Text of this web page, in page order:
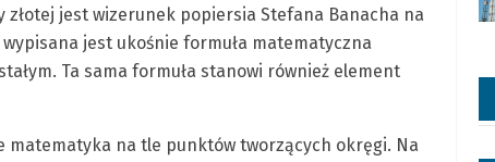
złotej jest wizerunek popiersia Stefana Banacha na
jest ukośnie formuła matematyczna
Ta sama formuła stanowi również element
na tle punktów tworzących okręgi. Na